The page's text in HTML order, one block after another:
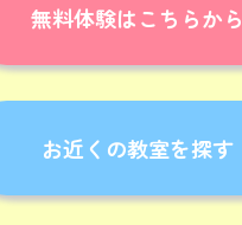
無料体験はこちらから
お近くの教室を探す